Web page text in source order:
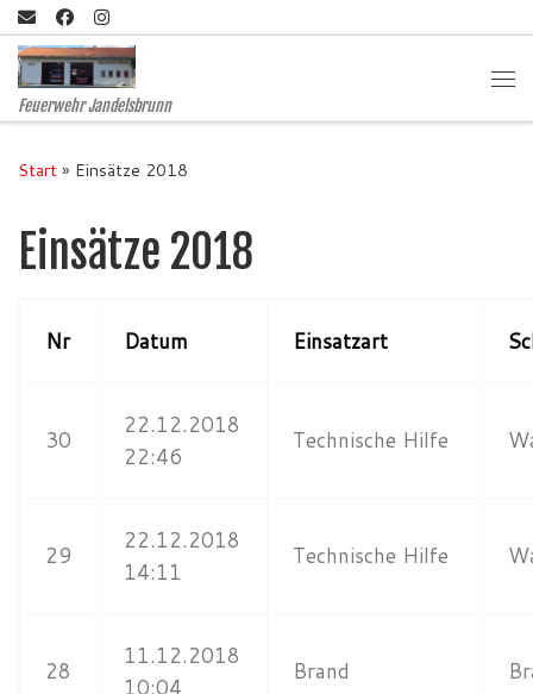
Zum Inhalt springen
Feuerwehr Jandelsbrunn
Start» Einsätze 2018
Einsätze 2018
Nr Datum Einsatzart
30
22.12.2018
22:46
Technische Hilfe
29
22.12.2018
14:11
Technische Hilfe
28
11.12.2018
10:04
Brand